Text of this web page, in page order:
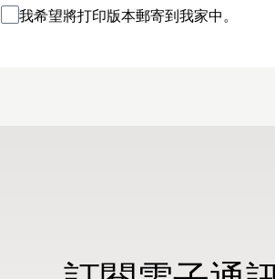
我希望將打印版本郵寄到我家中。